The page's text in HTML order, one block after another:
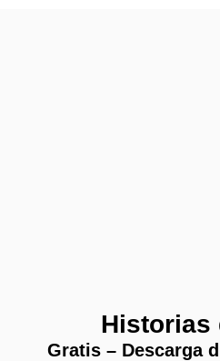
Historias
Gratis – Descarga